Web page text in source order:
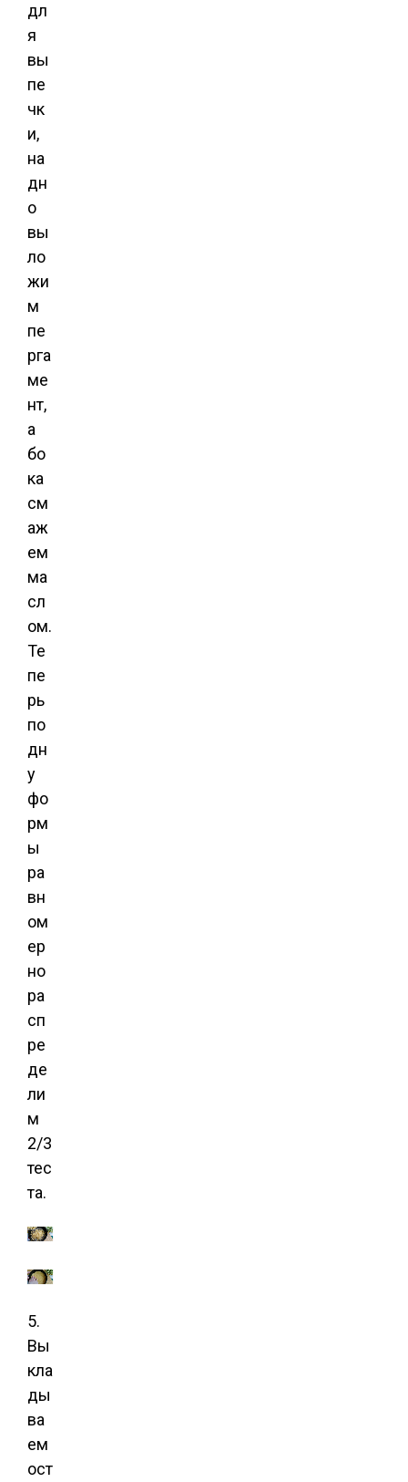
дл
я
вы
пе
чк
и,
на
дн
о
вы
ло
жи
м
пе
рга
ме
нт,
а
бо
ка
см
аж
ем
ма
сл
ом.
Те
пе
рь
по
дн
у
фо
рм
ы
ра
вн
ом
ер
но
ра
сп
ре
де
ли
м
2/3
тес
та.
5.
Вы
кла
ды
ва
ем
ост